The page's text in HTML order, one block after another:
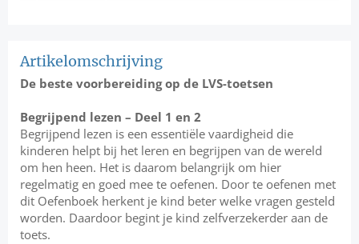
Artikelomschrijving
De beste voorbereiding op de LVS-toetsen
Begrijpend lezen – Deel 1 en 2
Begrijpend lezen is een essentiële vaardigheid die
kinderen helpt bij het leren en begrijpen van de wereld
om hen heen. Het is daarom belangrijk om hier
regelmatig en goed mee te oefenen. Door te oefenen met
dit Oefenboek herkent je kind beter welke vragen gesteld
worden. Daardoor begint je kind zelfverzekerder aan de
toets.